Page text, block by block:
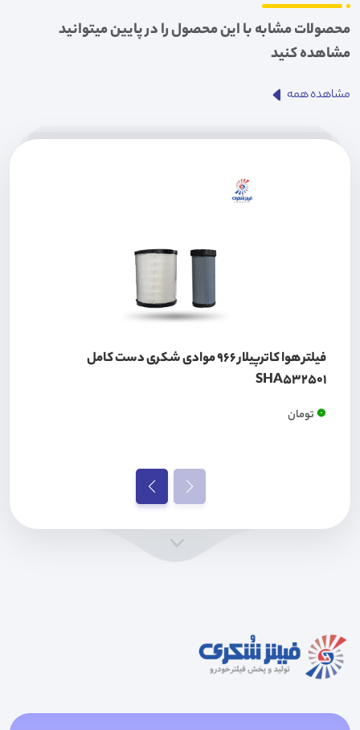
محصولات مشابه با این محصول را در پایین میتوانید
مشاهده کنید
مشاهده همه
فیلتر هوا کاترپیلار 966 موادی شکری دست کامل
SHA532501
0تومان